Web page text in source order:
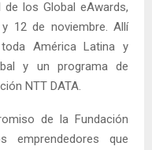
los Global eAwards,
12 de noviembre. Allí
América Latina y
y un programa de
NTT DATA.
de la Fundación
emprendedores que